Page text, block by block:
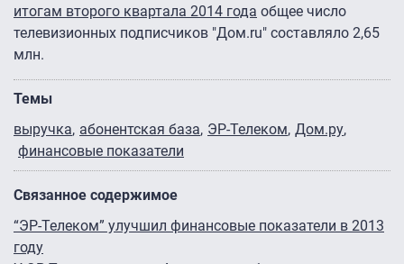
итогам второго квартала 2014 года общее число
телевизионных подписчиков "Дом.ru" составляло 2,65
млн.
Темы
выручка абонентская база ЭР-Телеком Дом.ру
финансовые показатели
Связанное содержимое
“ЭР-Телеком” улучшил финансовые показатели в 2013
году